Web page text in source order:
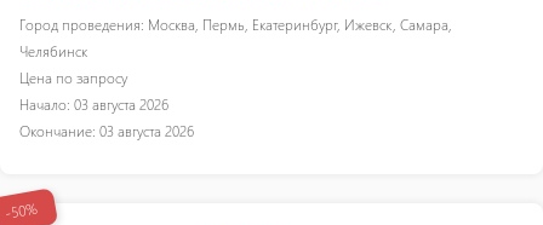
Город проведения: Москва, Пермь, Екатеринбург, Ижевск, Самара,
Челябинск
Цена по запросу
Начало: 03 августа 2026
Окончание: 03 августа 2026
-50%